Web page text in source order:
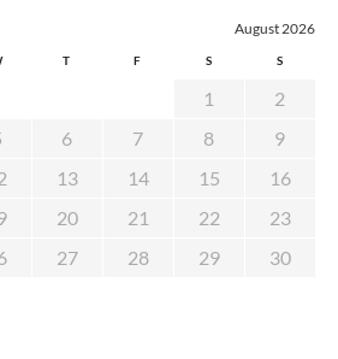
August 2026
T F S S
1
2
6 7 8
9
13 14 15
16
20 21 22
23
27 28 29
30